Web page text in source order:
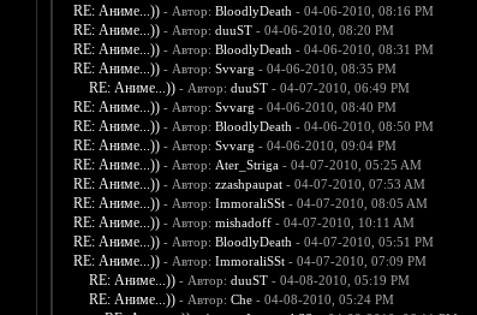
RE: Аниме...)) - Автор: BloodlyDeath - 04-06-2010, 08:16 PM
RE: Аниме...)) - Автор: duuST- 04-06-2010, 08:20 PM
RE: Аниме...)) - Автор: BloodlyDeath - 04-06-2010, 08:31 PM
RE: Аниме...)) - Автор: Svvarg - 04-06-2010, 08:35 PM
RE: Аниме...)) - Автор: duuST- 04-07-2010, 06:49 PM
RE: Аниме...)) - Автор: Svvarg - 04-06-2010, 08:40 PM
RE: Аниме...)) - Автор: BloodlyDeath - 04-06-2010, 08:50 PM
RE: Аниме...)) - Автор: Svvarg - 04-06-2010, 09:04 PM
RE: Аниме...)) - Автор: Ater_Striga- 04-07-2010, 05:25 AM
RE: Аниме...)) - Автор: zzashpaupat- 04-07-2010, 07:53 AM
RE: Аниме...)) - Автор: ImmoraliSSt- 04-07-2010, 08:05 AM
RE: Аниме...)) - Автор: mishadoff- 04-07-2010, 10:11 AM
RE: Аниме...)) - Автор: BloodlyDeath - 04-07-2010, 05:51 PM
RE: Аниме...)) - Автор: ImmoraliSSt- 04-07-2010, 07:09 PM
RE: Аниме...)) - Автор: duuST- 04-08-2010, 05:19 PM
RE: Аниме...)) - Автор: Che- 04-08-2010, 05:24 PM